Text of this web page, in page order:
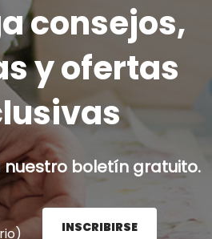
consejos,
y ofertas
nuestro boletín gratuito.
INSCRIBIRSE